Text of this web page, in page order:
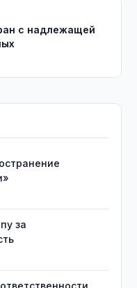
с надлежащей
за